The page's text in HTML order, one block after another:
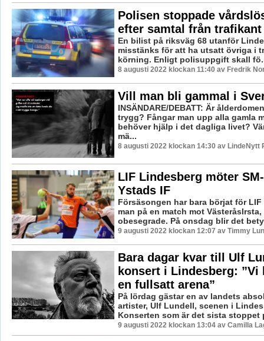
Polisen stoppade
efter samtal från trafikant
En bilist på riksväg 68 utanför
misstänks för att ha utsatt övriga i
körning. Enligt polisuppgift skall
8 augusti 2022 klockan 11:40 av Fredrik
Vill man bli gammal i
INSÄNDARE/DEBATT: Är
trygg? Fångar man upp alla gamla
behöver hjälp i det dagliga livet?
mä...
8 augusti 2022 klockan 14:30 av LindeNytt
LIF Lindesberg möter
Ystads IF
Försäsongen har bara börjat för
man på en match mot
obesegrade. På onsdag blir det
9 augusti 2022 klockan 12:07 av Timmy
Bara dagar kvar till Ulf
konsert i Lindesberg: ”Vi
en fullsatt arena”
På lördag gästar en av landets
artister, Ulf Lundell, scenen i
Konserten som är det sista stoppet
9 augusti 2022 klockan 13:04 av Camilla